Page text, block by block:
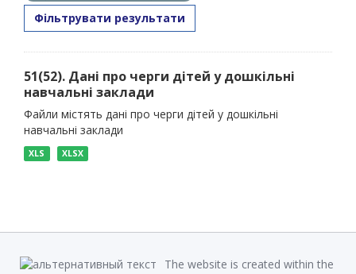
Фільтрувати результати
51(52). Дані про черги дітей у дошкільні
навчальні заклади
Файли містять дані про черги дітей у дошкільні
навчальні заклади
XLS XLSX
The website is created within the